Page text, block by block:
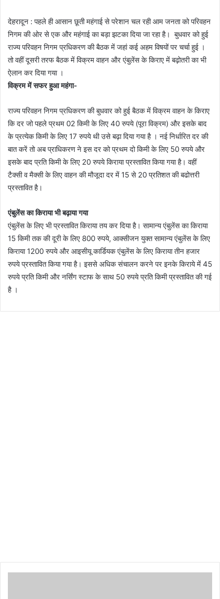
देहरादून : पहले ही आसान छूती महंगाई से परेशान चल रही आम जनता को परिवहन
निगम की ओर से एक और महंगाई का बड़ा झटका दिया जा रहा है। बुधवार को हुई
राज्य परिवहन निगम प्रधिकरण की बैठक में जहां कई अहम विषयों पर चर्चा हुई ।
तो वहीं दूसरी तरफ बैठक में विक्रम वाहन और एंबुलेंस के किराए में बढ़ोतरी का भी
ऐलान कर दिया गया ।
विक्रम में सफर हुआ महंगा-
राज्य परिवहन निगम प्रधिकरण की बुधवार को हुई बैठक में विक्रम वाहन के किराए
कि दर जो पहले प्रथम 02 किमी के लिए 40 रुपये (पूरा विक्रम) और इसके बाद
के प्रत्येक किमी के लिए 17 रुपये थी उसे बढ़ा दिया गया है । नई निर्धारित दर की
बात करें तो अब प्राधिकरण ने इस दर को प्रथम दो किमी के लिए 50 रुपये और
इसके बाद प्रति किमी के लिए 20 रुपये किराया प्रस्तावित किया गया है। वहीं
टैक्सी व मैक्सी के लिए वाहन की मौजूदा दर में 15 से 20 प्रतिशत की बढोत्तरी
प्रस्तावित है।
एंबुलेंस का किराया भी बढ़ाया गया
एंबुलेंस के लिए भी प्रस्तावित किराया तय कर दिया है। सामान्य एंबुलेंस का किराया
15 किमी तक की दूरी के लिए 800 रुपये, आक्सीजन युक्त सामान्य एंबुलेंस के लिए
किराया 1200 रुपये और आइसीयू कार्डियक एंबुलेंस के लिए किराया तीन हजार
रुपये प्रस्तावित किया गया है। इससे अधिक संचालन करने पर इनके किराये में 45
रुपये प्रति किमी और नर्सिंग स्टाफ के साथ 50 रुपये प्रति किमी प्रस्तावित की गई
है ।